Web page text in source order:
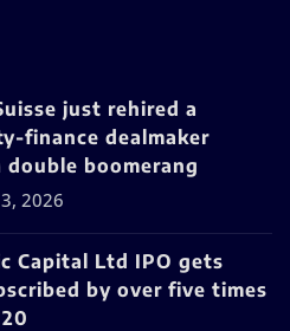
just rehired a
finance dealmaker
double boomerang
2026
Capital Ltd IPO gets
by over five times